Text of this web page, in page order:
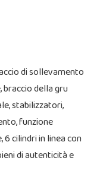
di sollevamento
della gru
stabilizzatori,
funzione
cilindri in linea con
di autenticità e